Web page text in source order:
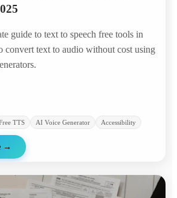
guide to text to speech free tools in
convert text to audio without cost using
TTS AI Voice Generator Accessibility
→